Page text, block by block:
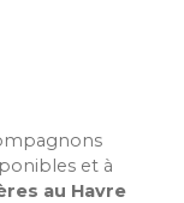
et à
au Havre